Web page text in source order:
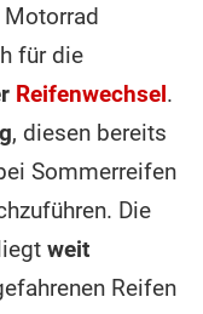
für die
Reifenwechsel.
, diesen bereits
Sommerreifen
Die
weit
Reifen